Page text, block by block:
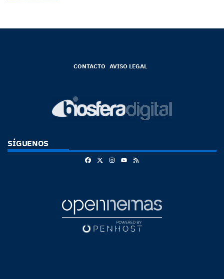
CONTACTO AVISO LEGAL
SÍGUENOS
FacebookInstagram